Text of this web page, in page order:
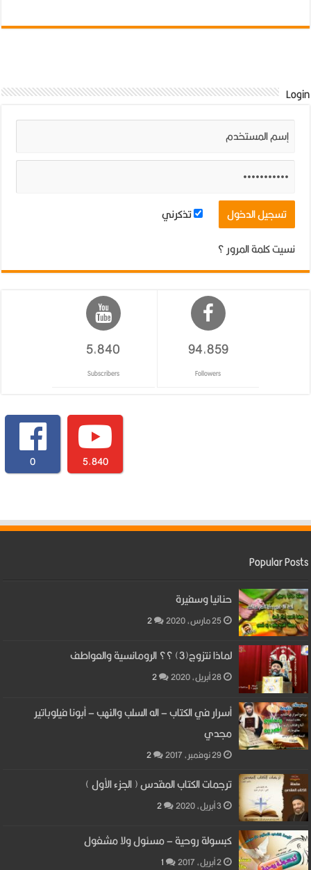
Login
تذكرني
نسيت كلمة المرور ؟
94,859
Followers
5,840
Subscribers
0 5,840
Popular Posts
حنانيا وسفيرة
25 مارس، 2020 2
لماذا نتزوج(3) ؟؟ الرومانسية والعواطف
28 أبريل، 2020 2
أسرار في الكتاب – اله السلب والنهب – أبونا فيلوباتير
مجدي
29 نوفمبر، 2017 2
ترجمات الكتاب المقدس ( الجزء الأول )
3 أبريل، 2020 2
كبسولة روحية – مسئول ولا مشغول
2 أبريل، 2017 1